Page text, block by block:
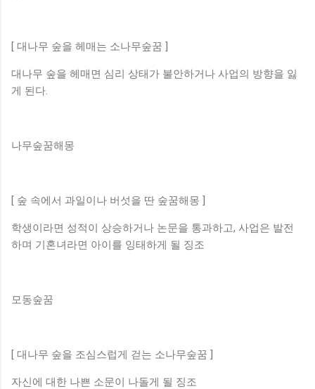
[ 대나무 숲을 헤매는 소나무숲꿈 ]
대나무 숲을 헤매면 심리 상태가 불안하거나 사업의 방향을 잃
게 된다.
나무숲꿈해몽
[ 숲 속에서 과일이나 버섯을 딴 숲꿈해몽 ]
학생이라면 성적이 상승하거나 논문을 통과하고, 사업은 발전
하며 기혼녀라면 아이를 잉태하게 될 징조
모동숲꿈
[ 대나무 숲을 조심스럽게 걷는 소나무숲꿈 ]
자신에 대한 나쁜 소문이 나돌게 될 징조